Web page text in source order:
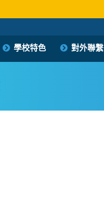
學校特色 對外聯繫